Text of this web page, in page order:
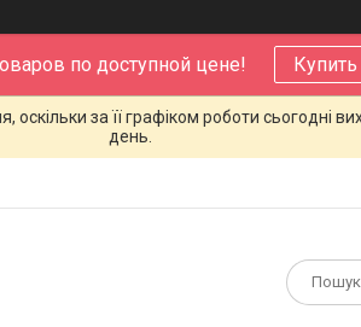
по доступной цене!
за її графіком роботи сьогодні
день.